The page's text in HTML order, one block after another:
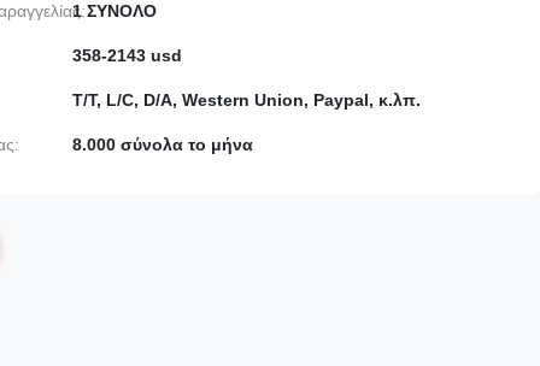
1 ΣΥΝΟΛΟ
358-2143 usd
T/T, L/C, D/A, Western Union, Paypal, κ.λπ.
8.000 σύνολα το μήνα